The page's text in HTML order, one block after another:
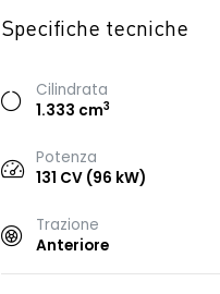
Specifiche tecniche
Cilindrata
1.333 cm3
Potenza
131 CV (96 kW)
Trazione
Anteriore